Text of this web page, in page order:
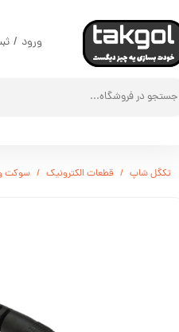
ورود /
حساب کاربری من
تغییر گذر واژه
سفارشات
تکگل شاپ قطعات الکترونیک سوکت و